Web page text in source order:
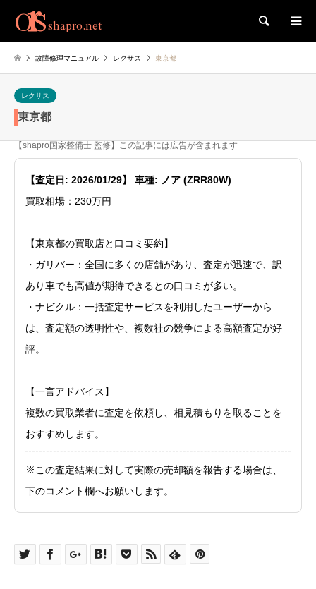
検索
故障修理マニュアル レクサス 東京都
レクサス
東京都
【shapro国家整備士 監修】この記事には広告が含まれます
【査定日: 2026/01/29】 車種: ノア (ZRR80W)
買取相場：230万円
【東京都の買取店と口コミ要約】
・ガリバー：全国に多くの店舗があり、査定が迅速で、訳
あり車でも高値が期待できるとの口コミが多い。
・ナビクル：一括査定サービスを利用したユーザーから
は、査定額の透明性や、複数社の競争による高額査定が好
評。
【一言アドバイス】
複数の買取業者に査定を依頼し、相見積もりを取ることを
おすすめします。
※この査定結果に対して実際の売却額を報告する場合は、
下のコメント欄へお願いします。